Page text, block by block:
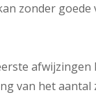
zonder
van het aantal